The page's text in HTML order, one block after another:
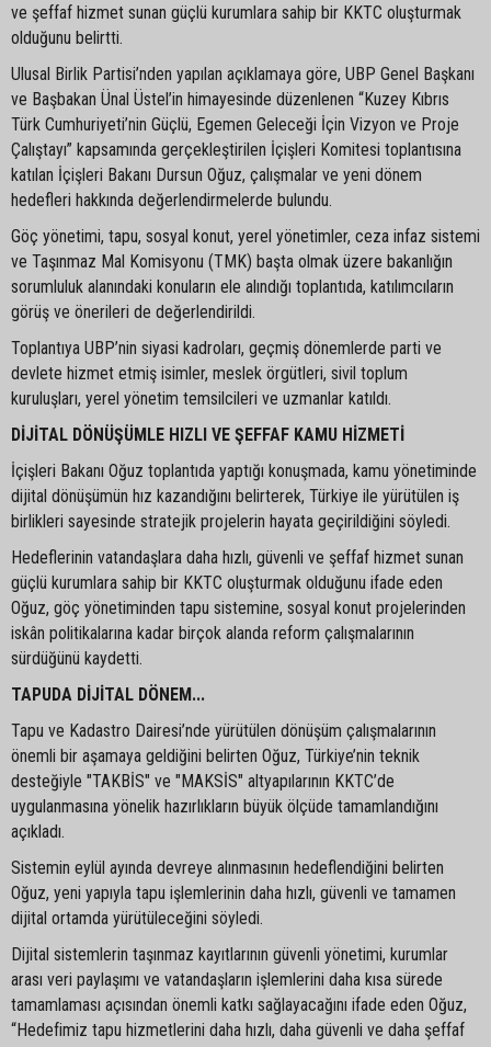
ve şeffaf hizmet sunan güçlü kurumlara sahip bir KKTC oluşturmak
olduğunu belirtti.
Ulusal Birlik Partisi’nden yapılan açıklamaya göre, UBP Genel Başkanı
ve Başbakan Ünal Üstel’in himayesinde düzenlenen “Kuzey Kıbrıs
Türk Cumhuriyeti’nin Güçlü, Egemen Geleceği İçin Vizyon ve Proje
Çalıştayı” kapsamında gerçekleştirilen İçişleri Komitesi toplantısına
katılan İçişleri Bakanı Dursun Oğuz, çalışmalar ve yeni dönem
hedefleri hakkında değerlendirmelerde bulundu.
Göç yönetimi, tapu, sosyal konut, yerel yönetimler, ceza infaz sistemi
ve Taşınmaz Mal Komisyonu (TMK) başta olmak üzere bakanlığın
sorumluluk alanındaki konuların ele alındığı toplantıda, katılımcıların
görüş ve önerileri de değerlendirildi.
Toplantıya UBP’nin siyasi kadroları, geçmiş dönemlerde parti ve
devlete hizmet etmiş isimler, meslek örgütleri, sivil toplum
kuruluşları, yerel yönetim temsilcileri ve uzmanlar katıldı.
DİJİTAL DÖNÜŞÜMLE HIZLI VE ŞEFFAF KAMU HİZMETİ
İçişleri Bakanı Oğuz toplantıda yaptığı konuşmada, kamu yönetiminde
dijital dönüşümün hız kazandığını belirterek, Türkiye ile yürütülen iş
birlikleri sayesinde stratejik projelerin hayata geçirildiğini söyledi.
Hedeflerinin vatandaşlara daha hızlı, güvenli ve şeffaf hizmet sunan
güçlü kurumlara sahip bir KKTC oluşturmak olduğunu ifade eden
Oğuz, göç yönetiminden tapu sistemine, sosyal konut projelerinden
iskân politikalarına kadar birçok alanda reform çalışmalarının
sürdüğünü kaydetti.
TAPUDA DİJİTAL DÖNEM...
Tapu ve Kadastro Dairesi’nde yürütülen dönüşüm çalışmalarının
önemli bir aşamaya geldiğini belirten Oğuz, Türkiye’nin teknik
desteğiyle "TAKBİS" ve "MAKSİS" altyapılarının KKTC’de
uygulanmasına yönelik hazırlıkların büyük ölçüde tamamlandığını
açıkladı.
Sistemin eylül ayında devreye alınmasının hedeflendiğini belirten
Oğuz, yeni yapıyla tapu işlemlerinin daha hızlı, güvenli ve tamamen
dijital ortamda yürütüleceğini söyledi.
Dijital sistemlerin taşınmaz kayıtlarının güvenli yönetimi, kurumlar
arası veri paylaşımı ve vatandaşların işlemlerini daha kısa sürede
tamamlaması açısından önemli katkı sağlayacağını ifade eden Oğuz,
“Hedefimiz tapu hizmetlerini daha hızlı, daha güvenli ve daha şeffaf